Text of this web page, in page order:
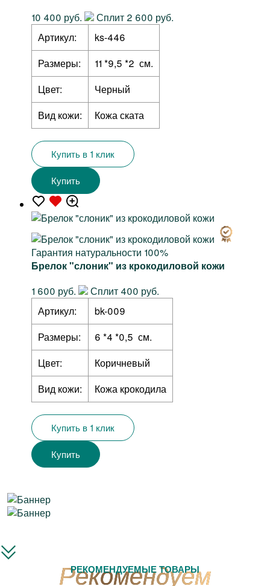
10 400 руб.
Сплит 2 600 руб.
Артикул:
ks-446
Размеры:
11 *9,5 *2 см.
Цвет:
Черный
Вид кожи:
Кожа ската
Купить в 1 клик
Купить
Гарантия натуральности 100%
Брелок "слоник" из крокодиловой кожи
1 600 руб.
Сплит 400 руб.
Артикул:
bk-009
Размеры:
6 *4 *0,5 см.
Цвет:
Коричневый
Вид кожи:
Кожа крокодила
Купить в 1 клик
Купить
РЕКОМЕНДУЕМЫЕ ТОВАРЫ